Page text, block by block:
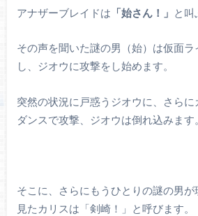
アナザーブレイドは 「始さん！」 と叫
その声を聞いた謎の男（始）は仮面
し、ジオウに攻撃をし始めます。
突然の状況に戸惑うジオウに、さら
ダンスで攻撃、ジオウは倒れ込みます。
そこに、さらにもうひとりの謎の男
見たカリスは「剣崎！」と呼びます。